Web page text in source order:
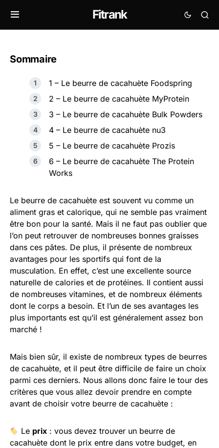
Fitrank
Sommaire
1 – Le beurre de cacahuète Foodspring
2 – Le beurre de cacahuète MyProtein
3 – Le beurre de cacahuète Bulk Powders
4 – Le beurre de cacahuète nu3
5 – Le beurre de cacahuète Prozis
6 – Le beurre de cacahuète The Protein
Works
Le beurre de cacahuète est souvent vu comme un
aliment gras et calorique, qui ne semble pas vraiment
être bon pour la santé. Mais il ne faut pas oublier que
l’on peut retrouver de nombreuses bonnes graisses
dans ces pâtes. De plus, il présente de nombreux
avantages pour les sportifs qui font de la
musculation. En effet, c’est une excellente source
naturelle de calories et de protéines. Il contient aussi
de nombreuses vitamines, et de nombreux éléments
dont le corps a besoin. Et l’un de ses avantages les
plus importants est qu’il est généralement assez bon
marché !
Mais bien sûr, il existe de nombreux types de beurres
de cacahuète, et il peut être difficile de faire un choix
parmi ces derniers. Nous allons donc faire le tour des
critères que vous allez devoir prendre en compte
avant de choisir votre beurre de cacahuète :
Le prix : vous devez trouver un beurre de
cacahuète dont le prix entre dans votre budget, en